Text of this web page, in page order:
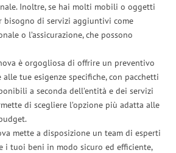
Inoltre, se hai molti mobili o oggetti
bisogno di servizi aggiuntivi come
o l’assicurazione, che possono
è orgogliosa di offrire un preventivo
tue esigenze specifiche, con pacchetti
a seconda dell’entità e dei servizi
di scegliere l’opzione più adatta alle
mette a disposizione un team di esperti
i tuoi beni in modo sicuro ed efficiente,